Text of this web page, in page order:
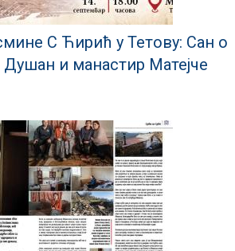
С Ћирић у Тетову: Сан о
Душан и манастир Матејче